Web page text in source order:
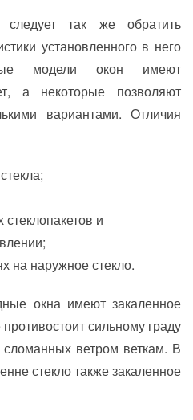
так же обратить
установленного в него
модели окон имеют
а некоторые позволяют
вариантами. Отличия
и
на наружное стекло.
окна имеют закаленное
сильному граду
ветром веткам. В
стекло также закаленное